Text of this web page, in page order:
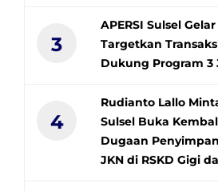
3
APERSI Sulsel
Targetkan
Dukung Program 3
4
Rudianto Lallo
Sulsel Buka
Dugaan
JKN di RSKD Gigi